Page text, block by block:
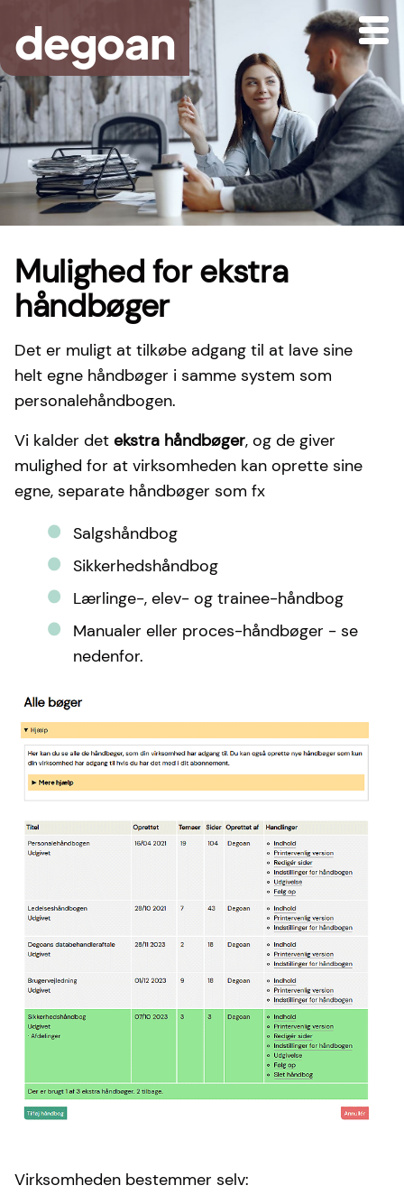
hovedindhold
degoan
Mulighed for ekstra
håndbøger
Det er muligt at tilkøbe adgang til at lave sine
helt egne håndbøger i samme system som
personalehåndbogen.
Vi kalder det ekstra håndbøger, og de giver
mulighed for at virksomheden kan oprette sine
egne, separate håndbøger som fx
Salgshåndbog
Sikkerhedshåndbog
Lærlinge-, elev- og trainee-håndbog
Manualer eller proces-håndbøger - se
nedenfor.
Virksomheden bestemmer selv: